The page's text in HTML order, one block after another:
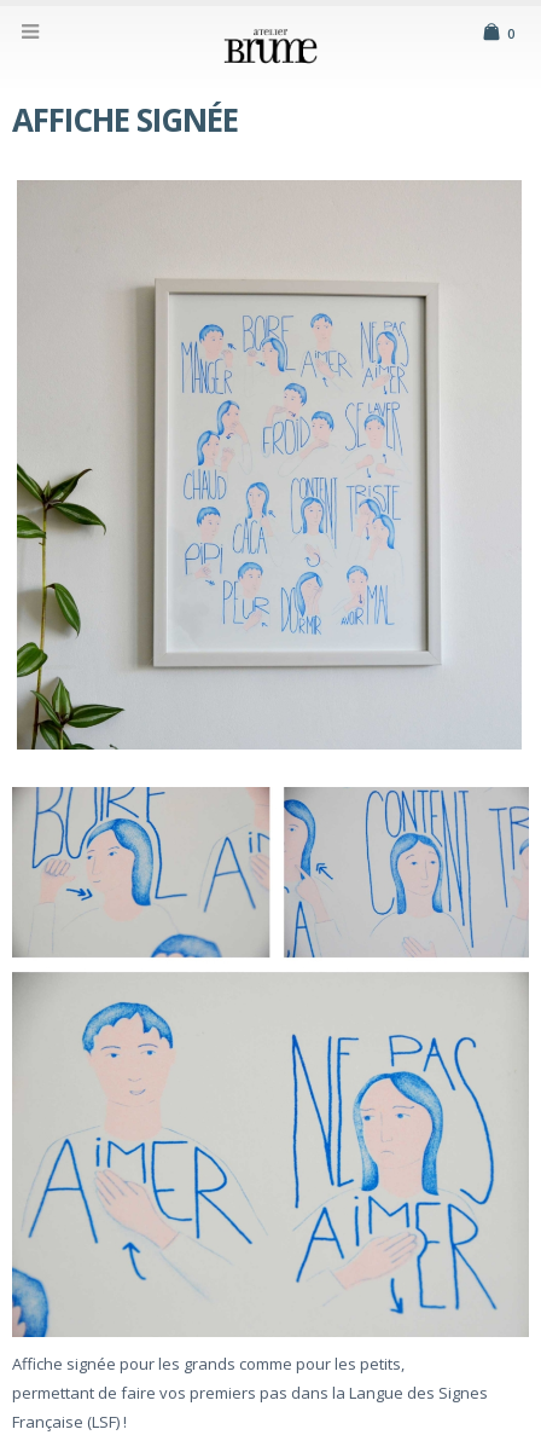
0
AFFICHE SIGNÉE
Affiche signée pour les grands comme pour les petits,
permettant de faire vos premiers pas dans la Langue des Signes
Française (LSF) !